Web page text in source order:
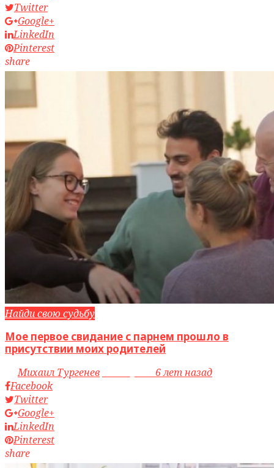
Twitter
Google+
LinkedIn
Pinterest
share
Найди свою судьбу
Мое первое свидание с парнем прошло в
присутствии моих родителей
byМихаил Тургенев
6 лет назад
Facebook
Twitter
Google+
LinkedIn
Pinterest
share